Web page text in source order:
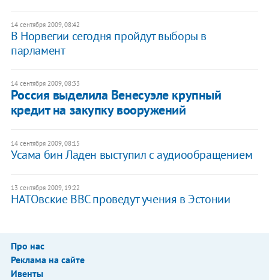
14 сентября 2009, 08:42
В Норвегии сегодня пройдут выборы в
парламент
14 сентября 2009, 08:33
Россия выделила Венесуэле крупный
кредит на закупку вооружений
14 сентября 2009, 08:15
Усама бин Ладен выступил с аудиообращением
13 сентября 2009, 19:22
НАТОвские ВВС проведут учения в Эстонии
Про нас
Реклама на сайте
Ивенты